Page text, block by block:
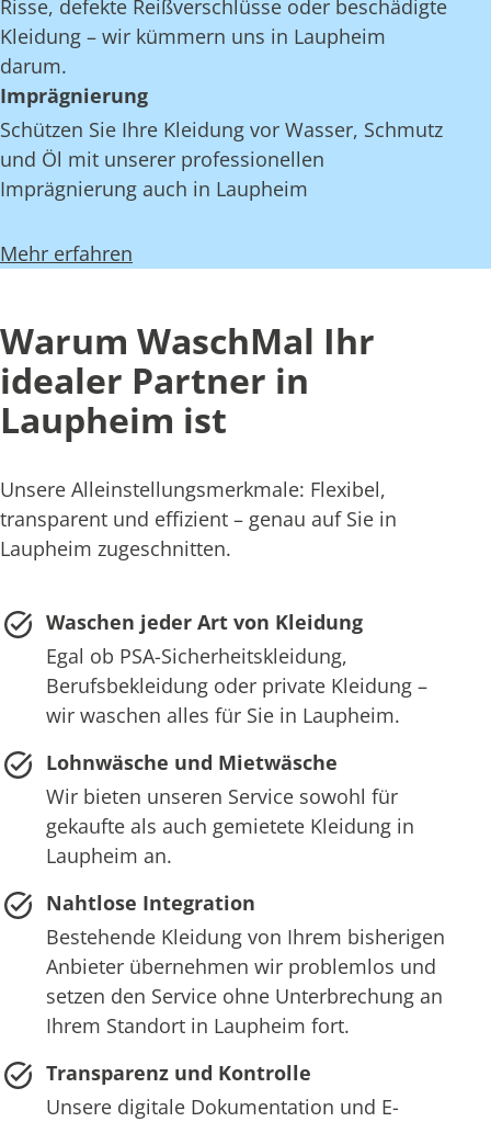
Risse, defekte Reißverschlüsse oder beschädigte
Kleidung – wir kümmern uns in Laupheim
darum.
Imprägnierung
Schützen Sie Ihre Kleidung vor Wasser, Schmutz
und Öl mit unserer professionellen
Imprägnierung auch in Laupheim
Mehr erfahren
Warum WaschMal Ihr
idealer Partner in
Laupheim ist
Unsere Alleinstellungsmerkmale: Flexibel,
transparent und effizient – genau auf Sie in
Laupheim zugeschnitten.
Waschen jeder Art von Kleidung
Egal ob PSA-Sicherheitskleidung,
Berufsbekleidung oder private Kleidung –
wir waschen alles für Sie in Laupheim.
Lohnwäsche und Mietwäsche
Wir bieten unseren Service sowohl für
gekaufte als auch gemietete Kleidung in
Laupheim an.
Nahtlose Integration
Bestehende Kleidung von Ihrem bisherigen
Anbieter übernehmen wir problemlos und
setzen den Service ohne Unterbrechung an
Ihrem Standort in Laupheim fort.
Transparenz und Kontrolle
Unsere digitale Dokumentation und E-